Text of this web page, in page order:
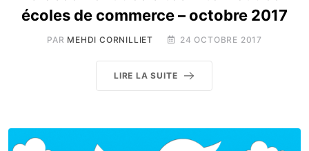
écoles de commerce – octobre 2017
PAR MEHDI CORNILLIET 24 OCTOBRE 2017
LIRE LA SUITE